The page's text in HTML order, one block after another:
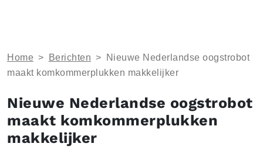
Home > Berichten >
Nieuwe Nederlandse oogstrobot
maakt komkommerplukken makkelijker
Nieuwe Nederlandse oogstrobot
maakt komkommerplukken
makkelijker